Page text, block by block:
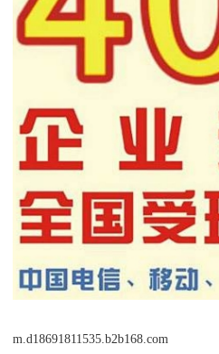
m.d18691811535.b2b168.com